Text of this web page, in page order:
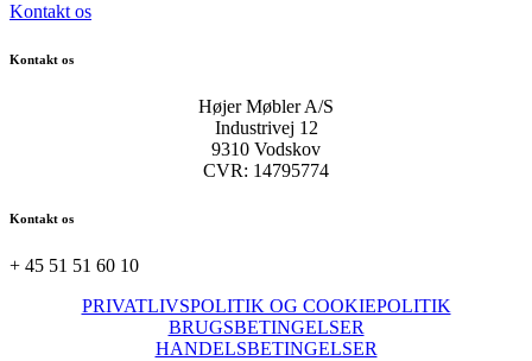
Kontakt os
Kontakt os
Højer Møbler A/S
Industrivej 12
9310 Vodskov
CVR: 14795774
Kontakt os
+ 45 51 51 60 10
PRIVATLIVSPOLITIK OG COOKIEPOLITIK
BRUGSBETINGELSER
HANDELSBETINGELSER